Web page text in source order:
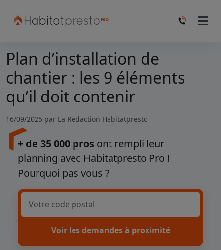
Plan d’installation de
chantier : les 9 éléments
qu’il doit contenir
16/09/2025 par La Rédaction Habitatpresto
+ de 35 000 pros ont rempli leur
planning avec Habitatpresto Pro !
Pourquoi pas vous ?
Voir les demandes à proximité